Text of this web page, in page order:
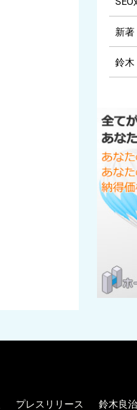
新著
鈴木
プレスリリース 鈴木良